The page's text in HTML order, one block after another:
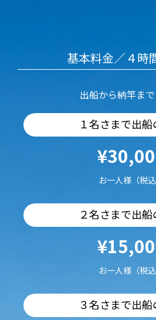
基本料金／４時
出船から納竿ま
１名さまで出
お一人様（税込
２名さまで出
お一人様（税込
３名さまで出